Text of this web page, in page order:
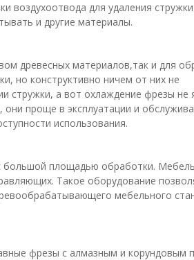
для удаления
и другие материалы.
древесных материалов,так и для
но конструктивно ничем от них не
а вот охлаждение фрезы не
проще в эксплуатации и
использования.
большой площадью обработки.
Такое оборудование
мебельного
фрезы с алмазным и корундовым